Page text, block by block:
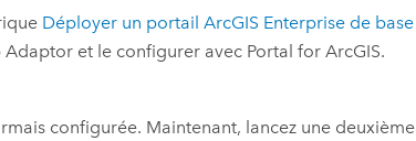
Déployer un portailArcGIS Enterprise de base
Adaptor et le configurer avec Portal for ArcGIS.
configurée. Maintenant, lancez une deuxième